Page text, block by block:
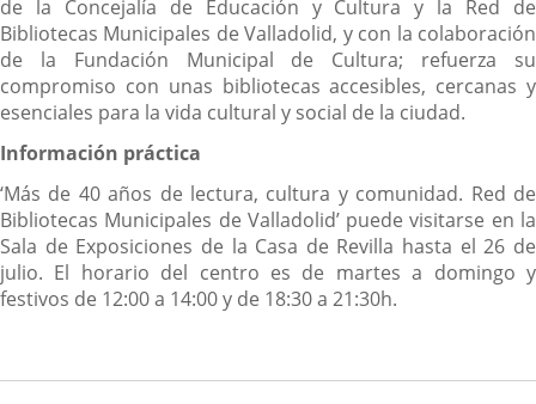
de la Concejalía de Educación y Cultura y la Red de
Bibliotecas Municipales de Valladolid, y con la colaboración
de la Fundación Municipal de Cultura; refuerza su
compromiso con unas bibliotecas accesibles, cercanas y
esenciales para la vida cultural y social de la ciudad.
Información práctica
‘Más de 40 años de lectura, cultura y comunidad. Red de
Bibliotecas Municipales de Valladolid’ puede visitarse en la
Sala de Exposiciones de la Casa de Revilla hasta el 26 de
julio. El horario del centro es de martes a domingo y
festivos de 12:00 a 14:00 y de 18:30 a 21:30h.